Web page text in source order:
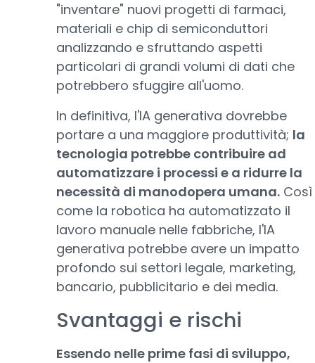
"inventare" nuovi progetti di farmaci,
materiali e chip di semiconduttori
analizzando e sfruttando aspetti
particolari di grandi volumi di dati che
potrebbero sfuggire all'uomo.
In definitiva, l'IA generativa dovrebbe
portare a una maggiore produttività; la
tecnologia potrebbe contribuire ad
automatizzare i processi e a ridurre la
necessità di manodopera umana. Così
come la robotica ha automatizzato il
lavoro manuale nelle fabbriche, l'IA
generativa potrebbe avere un impatto
profondo sui settori legale, marketing,
bancario, pubblicitario e dei media.
Svantaggi e rischi
Essendo nelle prime fasi di sviluppo,